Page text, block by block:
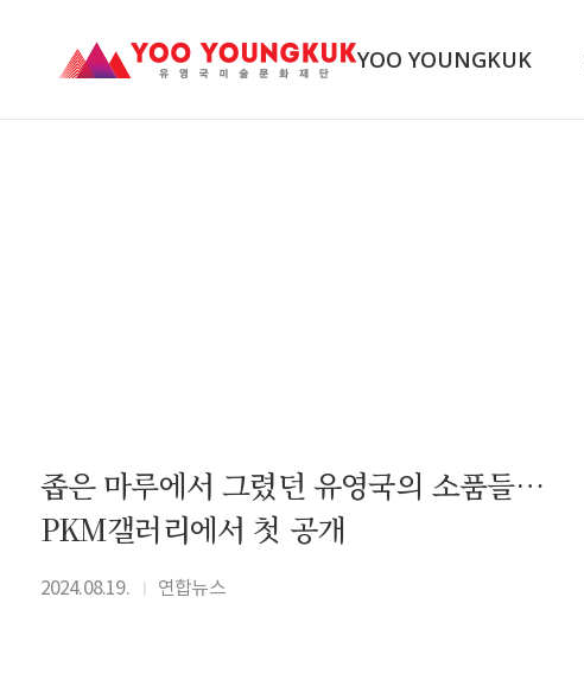
YOO YOUNGKUK
좁은 마루에서 그렸던 유영국의 소품들…
PKM갤러리에서 첫 공개
2024.08.19. 연합뉴스